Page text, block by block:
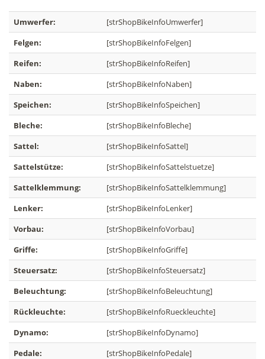
Umwerfer:
[strShopBikeInfoUmwerfer]
Felgen:
[strShopBikeInfoFelgen]
Reifen:
[strShopBikeInfoReifen]
Naben:
[strShopBikeInfoNaben]
Speichen:
[strShopBikeInfoSpeichen]
Bleche:
[strShopBikeInfoBleche]
Sattel:
[strShopBikeInfoSattel]
Sattelstütze:
[strShopBikeInfoSattelstuetze]
Sattelklemmung:
[strShopBikeInfoSattelklemmung]
Lenker:
[strShopBikeInfoLenker]
Vorbau:
[strShopBikeInfoVorbau]
Griffe:
[strShopBikeInfoGriffe]
Steuersatz:
[strShopBikeInfoSteuersatz]
Beleuchtung:
[strShopBikeInfoBeleuchtung]
Rückleuchte:
[strShopBikeInfoRueckleuchte]
Dynamo:
[strShopBikeInfoDynamo]
Pedale:
[strShopBikeInfoPedale]